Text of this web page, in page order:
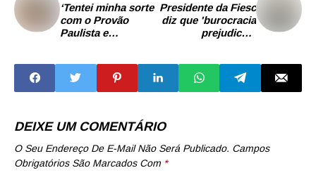
‘Tentei minha sorte
com o Provão
Paulista e
de Campinas
aprovado na Fatec
Presidente da Fiesc
diz que 'burocracia
prejudica o
Brasil
DEIXE UM COMENTÁRIO
O Seu Endereço De E-Mail Não Será Publicado. Campos
Obrigatórios São Marcados Com *